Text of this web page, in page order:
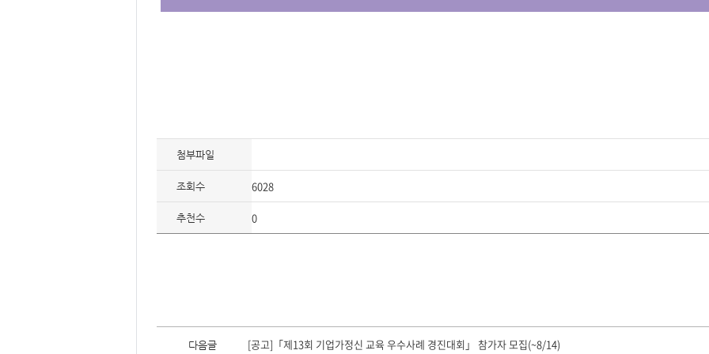
첨부파일
조회수 6028
추천수 0
이
다음글 [공고]「제13회 기업가정신 교육 우수사례 경진대회」 참가자 모집(~8/14)